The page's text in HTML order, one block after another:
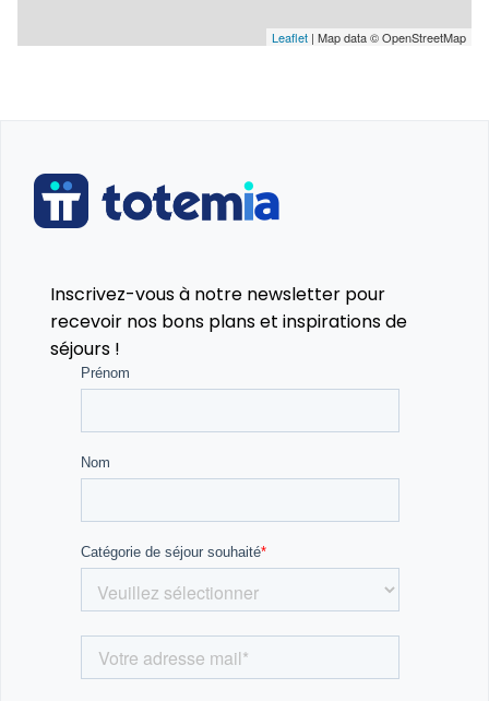
Irish Music : Plonge dans la musique traditionnelle
irlandaise. 🎶
Talent Show : Participe à un spectacle de talents
pour montrer tes compétences ! 🌟
Board Games : Soirée jeux de société pour te
détendre et pratiquer l’anglais. 🎲
amis ! 🎤
Pourquoi choisir ce séjour linguistique ? 🌍
Immersion totale dans l'anglais avec des cours et
des activités en langue anglaise.
Un programme unique combinant éducation, sport
Leaflet | Map data © OpenStreetMap
Inscrivez-vous à notre newsletter pour
recevoir nos bons plans et inspirations de
séjours !